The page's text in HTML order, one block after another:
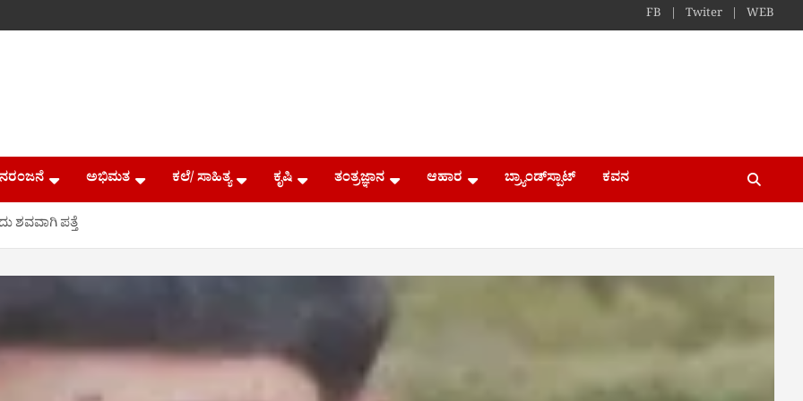
FB Twiter WEB
ಅಭಿಮತ ಕಲೆ/ ಸಾಹಿತ್ಯ ಕೃಷಿ ತಂತ್ರಜ್ಞಾನ ಆಹಾರ ಬ್ರ್ಯಾಂಡ್​ಸ್ಪಾಟ್ ಕವನ
ಶವವಾಗಿ ಪತ್ತೆ